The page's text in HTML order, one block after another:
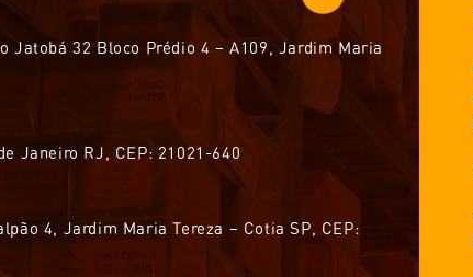
Jatobá 32 Bloco Prédio 4 – A109, Jardim Maria
Janeiro RJ, CEP: 21021-640
4, Jardim Maria Tereza – Cotia SP, CEP: